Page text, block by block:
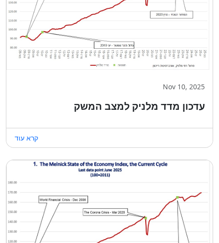
Nov 10, 2025
עדכון מדד מלניק למצב המשק
קרא עוד